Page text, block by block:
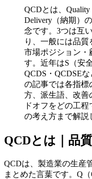
QCDとは、Quality
Delivery（納期）
念です。3つは互
り、一般には品質
市場ポジション・
す。近年はS（安
QCDS・QCDSE
の記事では各指標
方、派生語、改善
ドオフをどの工
の考え方まで解説
QCDとは｜品
QCDは、製造業の生産
まとめた言葉です。Q